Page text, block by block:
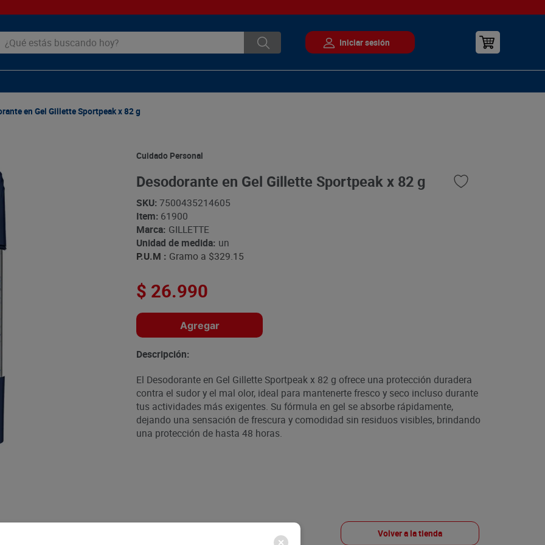
estás buscando hoy?
en Gel Gillette Sportpeak x 82 g
Cuidado Personal
Desodorante en Gel Gillette Sportpeak x 82 g
SKU: 7500435214605
Item: 61900
Marca: GILLETTE
Unidad de medida: un
P.U.M : Gramo a $329.15
$ 26.990
Agregar
Descripción:
El Desodorante en Gel Gillette Sportpeak x 82 g ofrece una protección duradera
contra el sudor y el mal olor, ideal para mantenerte fresco y seco incluso durante
tus actividades más exigentes. Su fórmula en gel se absorbe rápidamente,
dejando una sensación de frescura y comodidad sin residuos visibles, brindando
una protección de hasta 48 horas.
Volver a la tienda